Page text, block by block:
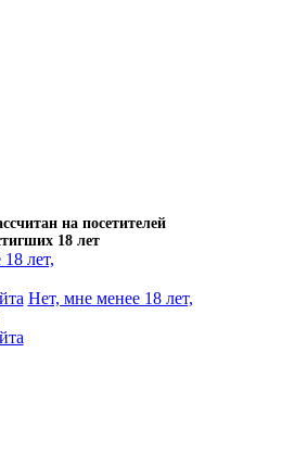
на посетителей
18 лет
лет,
Нет, мне менее 18 лет,